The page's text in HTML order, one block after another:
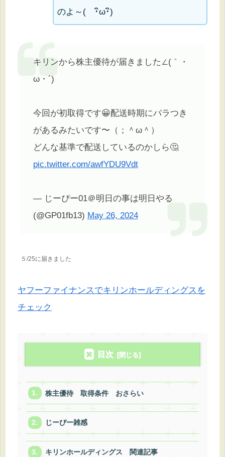
のよ～( ･ิω･ิ)
キリンから株主優待が届きました∠(｀・
ω・´)
今回が初取得です😀配送時期にバラつき
があるみたいです〜（；＾ω＾）
どんな基準で配送しているのかしら🤔
pic.twitter.com/awfYDU9Vdt
— じーぴー01＠明日の事は明日やる
(@GP01fb13) May 26, 2024
５/25に届きました
ヤフーファイナンスでキリンホールディングスを
チェック
目次
株主優待 取得条件 おさらい
じーぴー雑感
キリンホールディングス 関連記事